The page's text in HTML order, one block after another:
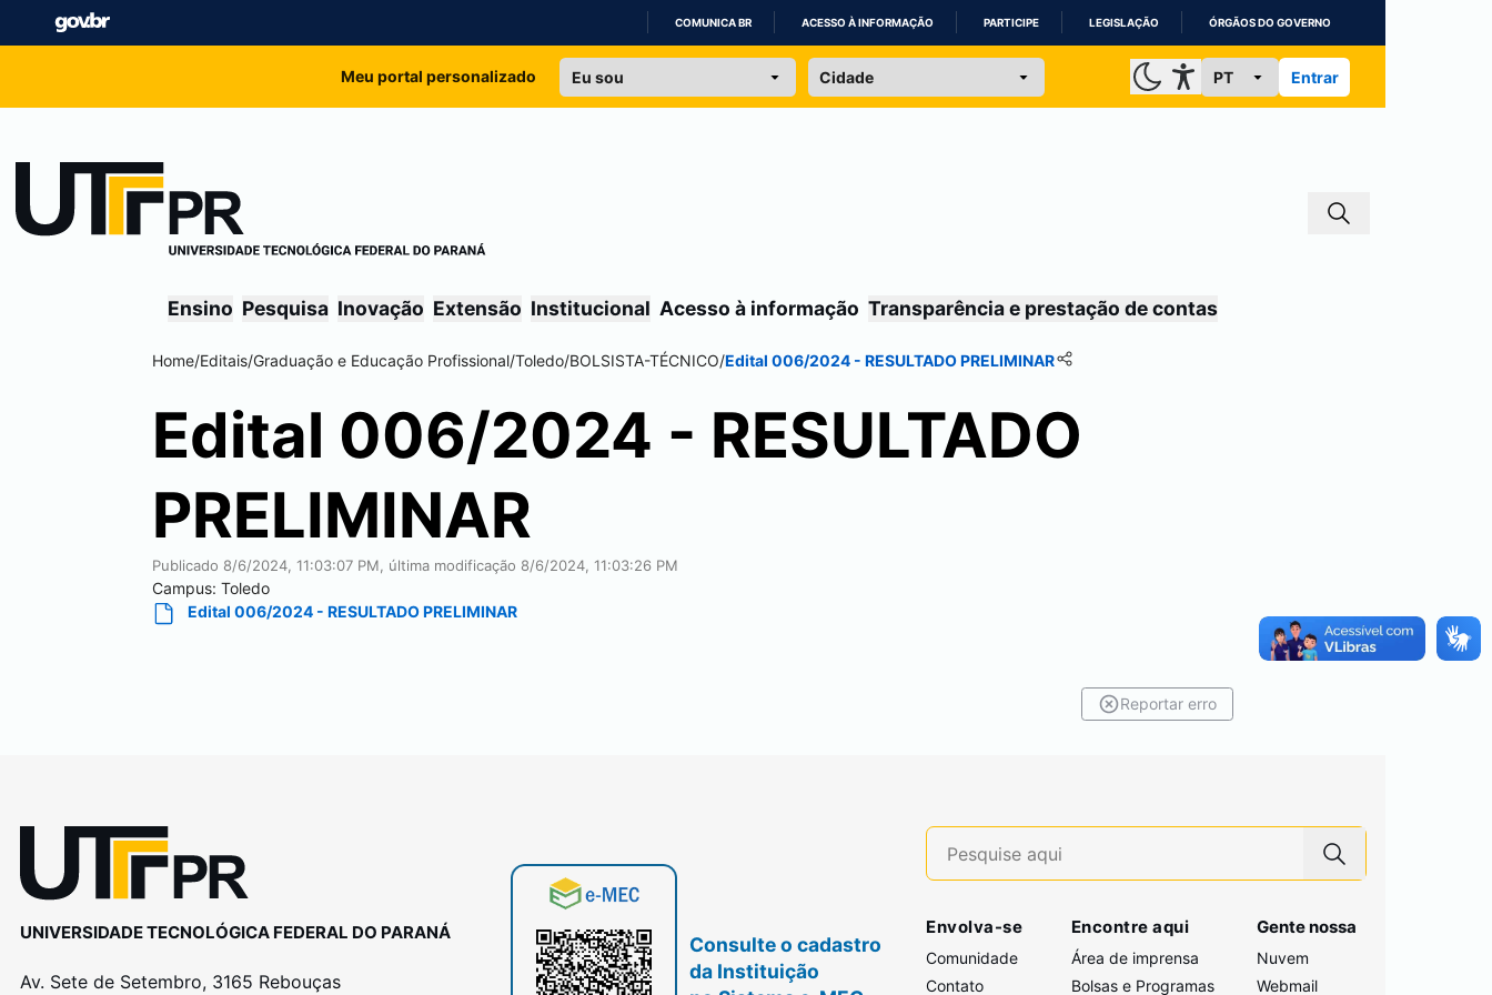
IR
COMUNICA BR ACESSO À INFORMAÇÃO PARTICIPE LEGISLAÇÃO ÓRGÃOS DO GOVERNO
Meu portal personalizado Entrar
Ensino Pesquisa Inovação Extensão Institucional Acesso à informação Transparência e prestação de contas
Home/Editais/Graduação e Educação Profissional/Toledo/BOLSISTA-TÉCNICO/Edital 006/2024 - RESULTADO PRELIMINAR
Edital 006/2024 - RESULTADO
PRELIMINAR
Publicado 8/6/2024, 11:03:07 PM , última modificação 8/6/2024, 11:03:26 PM
Campus: Toledo
Edital 006/2024 - RESULTADO PRELIMINAR
Reportar erro
UNIVERSIDADE TECNOLÓGICA FEDERAL DO PARANÁ
Av. Sete de Setembro, 3165 Rebouças
Consulte o cadastro
da Instituição
Envolva-se
Comunidade
Contato
Encontre aqui
Área de imprensa
Bolsas e Programas
Gente nossa
Nuvem
Webmail